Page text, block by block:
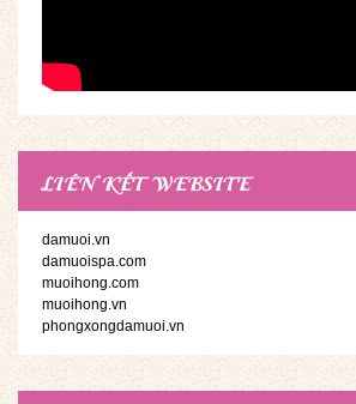
LIÊN KẾT WEBSITE
damuoi.vn
damuoispa.com
muoihong.com
muoihong.vn
phongxongdamuoi.vn